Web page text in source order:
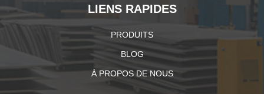
LIENS RAPIDES
PRODUITS
BLOG
À PROPOS DE NOUS